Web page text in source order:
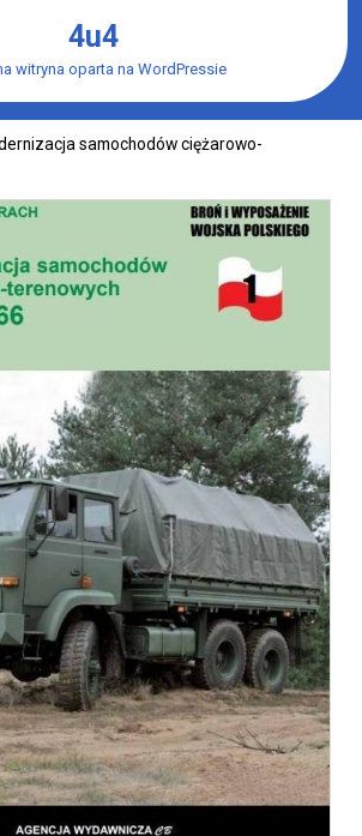
4u4
witryna oparta na WordPressie
samochodów ciężarowo-